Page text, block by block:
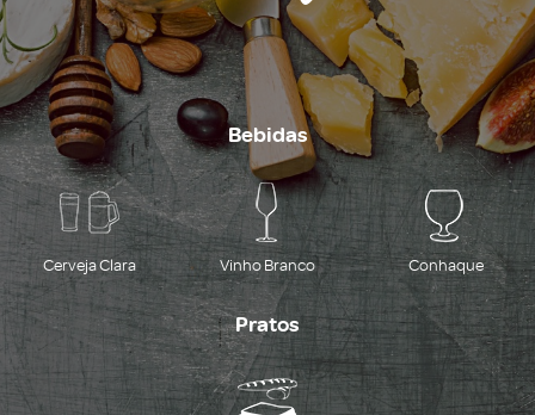
Bebidas
Cerveja Clara Vinho Branco Conhaque
Pratos